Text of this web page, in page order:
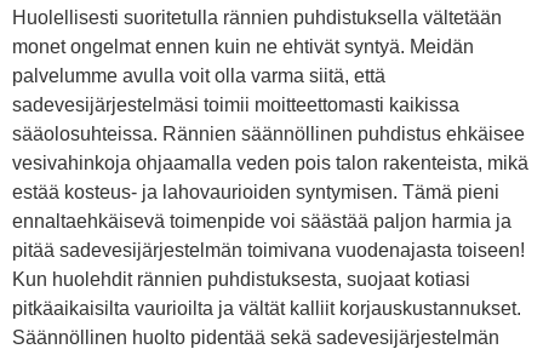
Huolellisesti suoritetulla rännien puhdistuksella vältetään
monet ongelmat ennen kuin ne ehtivät syntyä. Meidän
palvelumme avulla voit olla varma siitä, että
sadevesijärjestelmäsi toimii moitteettomasti kaikissa
sääolosuhteissa. Rännien säännöllinen puhdistus ehkäisee
vesivahinkoja ohjaamalla veden pois talon rakenteista, mikä
estää kosteus- ja lahovaurioiden syntymisen. Tämä pieni
ennaltaehkäisevä toimenpide voi säästää paljon harmia ja
pitää sadevesijärjestelmän toimivana vuodenajasta toiseen!
Kun huolehdit rännien puhdistuksesta, suojaat kotiasi
pitkäaikaisilta vaurioilta ja vältät kalliit korjauskustannukset.
Säännöllinen huolto pidentää sekä sadevesijärjestelmän